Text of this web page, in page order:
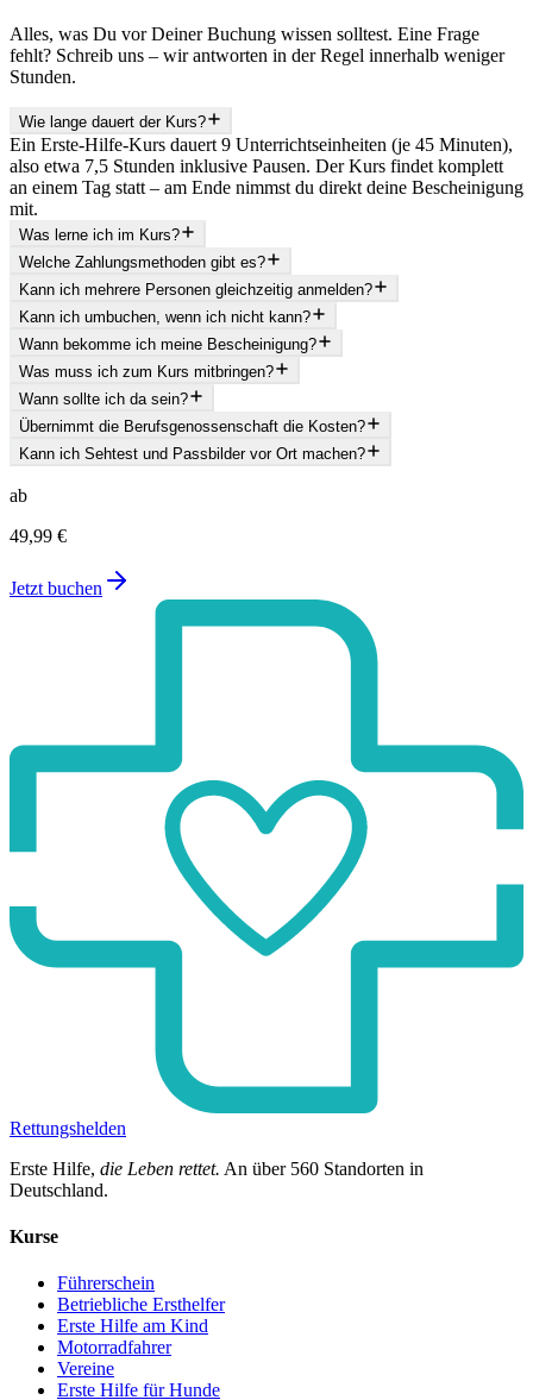
Alles, was Du vor Deiner Buchung wissen solltest. Eine Frage
fehlt? Schreib uns – wir antworten in der Regel innerhalb weniger
Stunden.
Wie lange dauert der Kurs?
Ein Erste-Hilfe-Kurs dauert 9 Unterrichtseinheiten (je 45 Minuten),
also etwa 7,5 Stunden inklusive Pausen. Der Kurs findet komplett
an einem Tag statt – am Ende nimmst du direkt deine Bescheinigung
mit.
Was lerne ich im Kurs?
Welche Zahlungsmethoden gibt es?
Kann ich mehrere Personen gleichzeitig anmelden?
Kann ich umbuchen, wenn ich nicht kann?
Wann bekomme ich meine Bescheinigung?
Was muss ich zum Kurs mitbringen?
Wann sollte ich da sein?
Übernimmt die Berufsgenossenschaft die Kosten?
Kann ich Sehtest und Passbilder vor Ort machen?
ab
49,99 €
Jetzt buchen
Rettungshelden
Erste Hilfe, die Leben rettet. An über 560 Standorten in
Deutschland.
Kurse
Führerschein
Betriebliche Ersthelfer
Erste Hilfe am Kind
Motorradfahrer
Vereine
Erste Hilfe für Hunde